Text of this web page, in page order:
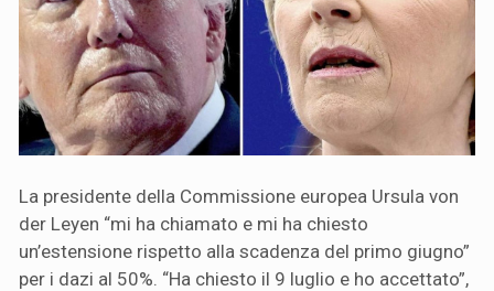
La presidente della Commissione europea Ursula von
der Leyen “mi ha chiamato e mi ha chiesto
un’estensione rispetto alla scadenza del primo giugno”
per i dazi al 50%. “Ha chiesto il 9 luglio e ho accettato”,